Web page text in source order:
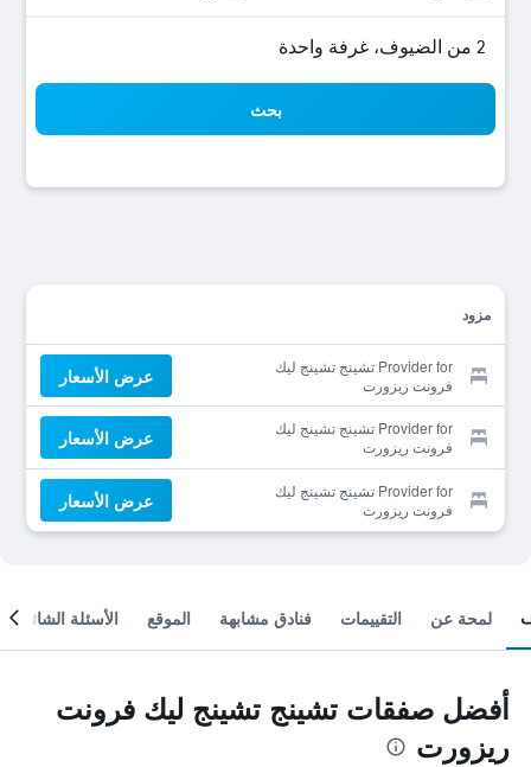
2 من الضيوف، غرفة واحدة
بحث
مزود
Provider for تشينج تشينج ليك
فرونت ريزورت
عرض الأسعار
Provider for تشينج تشينج ليك
فرونت ريزورت
عرض الأسعار
Provider for تشينج تشينج ليك
فرونت ريزورت
عرض الأسعار
لمحة عن التقييمات فنادق مشابهة الموقع الأسئلة الشائعة
أفضل صفقات تشينج تشينج ليك فرونت
ريزورت